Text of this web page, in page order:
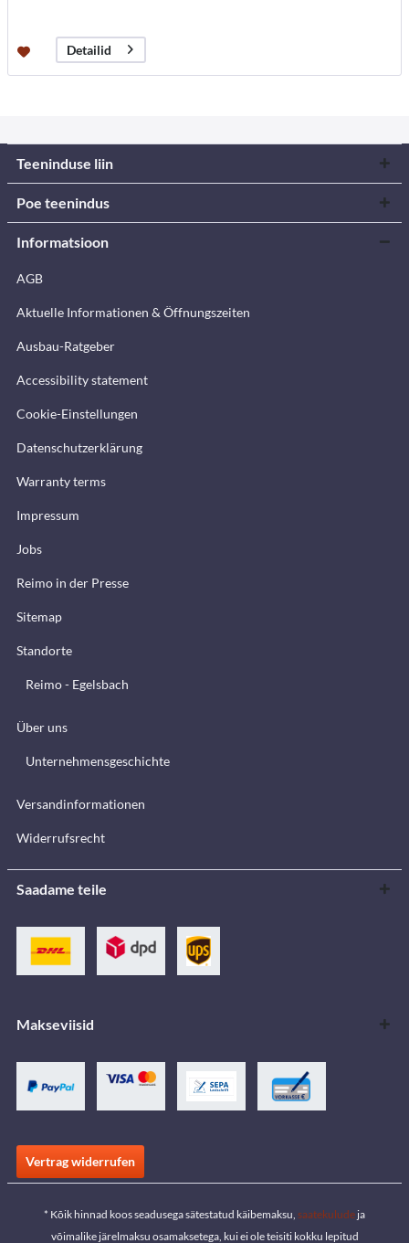
Detailid
Teeninduse liin
Poe teenindus
Informatsioon
AGB
Aktuelle Informationen & Öffnungszeiten
Ausbau-Ratgeber
Accessibility statement
Cookie-Einstellungen
Datenschutzerklärung
Warranty terms
Impressum
Jobs
Reimo in der Presse
Sitemap
Standorte
Reimo - Egelsbach
Über uns
Unternehmensgeschichte
Versandinformationen
Widerrufsrecht
Saadame teile
Makseviisid
Vertrag widerrufen
* Kõik hinnad koos seadusega sätestatud käibemaksu, saatekulude ja
võimalike järelmaksu osamaksetega, kui ei ole teisiti kokku lepitud